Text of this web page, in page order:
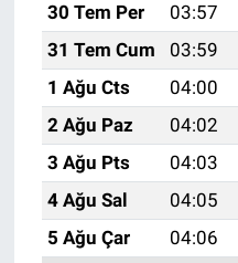
30 Tem Per
03:57
31 Tem Cum
03:59
1 Ağu Cts
04:00
2 Ağu Paz
04:02
3 Ağu Pts
04:03
4 Ağu Sal
04:05
5 Ağu Çar
04:06